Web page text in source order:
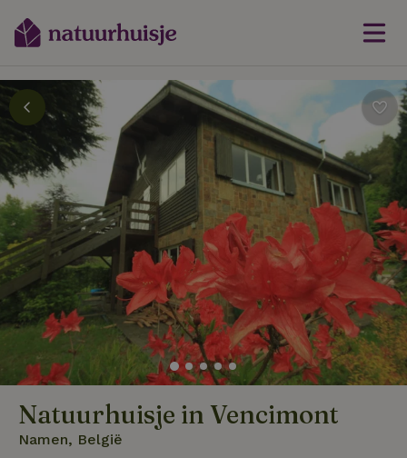
Natuurhuisje in Vencimont
Namen, België